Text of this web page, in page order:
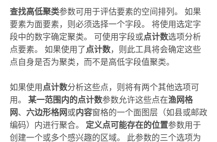
查找高低聚类参数可用于评估要素的空间排列。 如果
要素为面要素，则必须选择一个字段。 将使用选定字
段中的数字确定聚类。 可使用字段或点计数选项分析
点要素。 如果使用了 点计数，则此工具将会确定这些
点自身是否为聚类，而不是高低字段值聚类。
如果使用 点计数分析这些点，则将有两个其他选项可
用。 某一范围内的点计数参数允许这些点在渔网格
网 、 六边形格网 或内容窗格的一个面图层（如县或邮政
编码）内进行聚合。 定义点可能存在的位置参数用于
创建一个或多个感兴趣的区域。 此参数的三个选项为